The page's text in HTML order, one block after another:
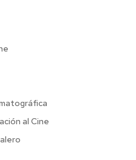
al Cine